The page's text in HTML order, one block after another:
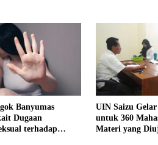
Banyumas
Dugaan
terhadap
UIN Saizu
untuk 360
Materi yang